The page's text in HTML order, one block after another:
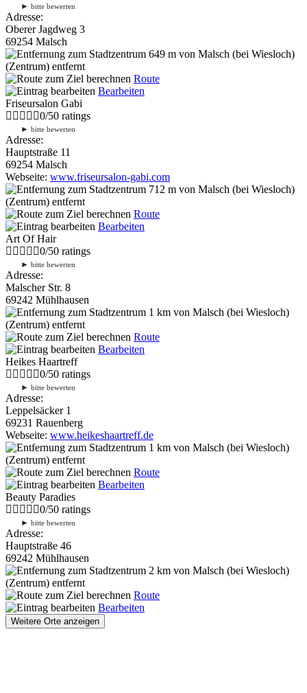
► bitte bewerten
Adresse:
Oberer Jagdweg 3
69254 Malsch
649 m von Malsch (bei Wiesloch)
(Zentrum) entfernt
Route
Bearbeiten
Friseursalon Gabi
0/50 ratings
► bitte bewerten
Adresse:
Hauptstraße 11
69254 Malsch
Webseite: www.friseursalon-gabi.com
712 m von Malsch (bei Wiesloch)
(Zentrum) entfernt
Route
Bearbeiten
Art Of Hair
0/50 ratings
► bitte bewerten
Adresse:
Malscher Str. 8
69242 Mühlhausen
1 km von Malsch (bei Wiesloch)
(Zentrum) entfernt
Route
Bearbeiten
Heikes Haartreff
0/50 ratings
► bitte bewerten
Adresse:
Leppelsäcker 1
69231 Rauenberg
Webseite: www.heikeshaartreff.de
1 km von Malsch (bei Wiesloch)
(Zentrum) entfernt
Route
Bearbeiten
Beauty Paradies
0/50 ratings
► bitte bewerten
Adresse:
Hauptstraße 46
69242 Mühlhausen
2 km von Malsch (bei Wiesloch)
(Zentrum) entfernt
Route
Bearbeiten
Weitere Orte anzeigen